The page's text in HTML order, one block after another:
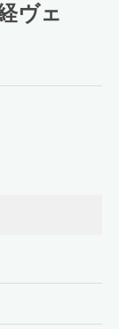
ヴェ